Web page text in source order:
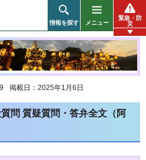
情報を探す メニュー
緊急・防
災
掲載日：2025年1月6日
問 質疑質問・答弁全文（阿